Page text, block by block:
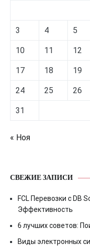
3 4 5
10 11 12
17 18 19
24 25 26
31
« Ноя
СВЕЖИЕ ЗАПИСИ
FCL Перевозки с DB
Эффективность
6 лучших советов:
Виды электронных